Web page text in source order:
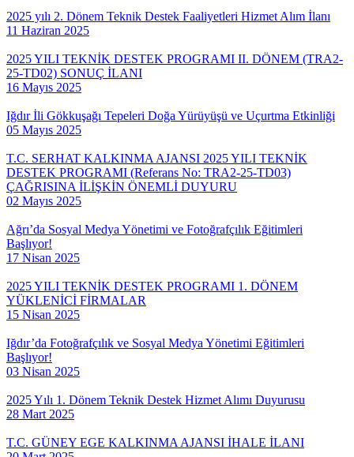
2025 yılı 2. Dönem Teknik Destek Faaliyetleri Hizmet Alım İlanı
11 Haziran 2025
2025 YILI TEKNİK DESTEK PROGRAMI II. DÖNEM (TRA2-
25-TD02) SONUÇ İLANI
16 Mayıs 2025
Iğdır İli Gökkuşağı Tepeleri Doğa Yürüyüşü ve Uçurtma Etkinliği
05 Mayıs 2025
T.C. SERHAT KALKINMA AJANSI 2025 YILI TEKNİK
DESTEK PROGRAMI (Referans No: TRA2-25-TD03)
ÇAĞRISINA İLİŞKİN ÖNEMLİ DUYURU
02 Mayıs 2025
Ağrı’da Sosyal Medya Yönetimi ve Fotoğrafçılık Eğitimleri
Başlıyor!
17 Nisan 2025
2025 YILI TEKNİK DESTEK PROGRAMI 1. DÖNEM
YÜKLENİCİ FİRMALAR
15 Nisan 2025
Iğdır’da Fotoğrafçılık ve Sosyal Medya Yönetimi Eğitimleri
Başlıyor!
03 Nisan 2025
2025 Yılı 1. Dönem Teknik Destek Hizmet Alımı Duyurusu
28 Mart 2025
T.C. GÜNEY EGE KALKINMA AJANSI İHALE İLANI